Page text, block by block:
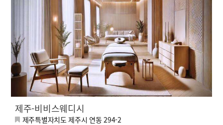
제주-비비스웨디시
제주특별자치도 제주시 연동 294-2